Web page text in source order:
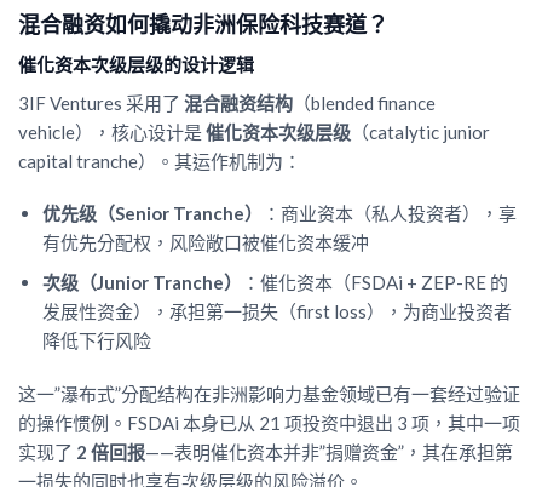
混合融资如何撬动非洲保险科技赛道？
催化资本次级层级的设计逻辑
3IF Ventures 采用了 混合融资结构 （blended finance
vehicle），核心设计是催化资本次级层级 （catalytic junior
capital tranche）。其运作机制为：
优先级（Senior Tranche）
：商业资本（私人投资者），享
有优先分配权，风险敞口被催化资本缓冲
次级（Junior Tranche）
：催化资本（FSDAi + ZEP-RE 的
发展性资金），承担第一损失（first loss），为商业投资者
降低下行风险
这一”瀑布式”分配结构在非洲影响力基金领域已有一套经过验证
的操作惯例。FSDAi 本身已从 21 项投资中退出 3 项，其中一项
实现了 2 倍回报——表明催化资本并非”捐赠资金”，其在承担第
一损失的同时也享有次级层级的风险溢价。